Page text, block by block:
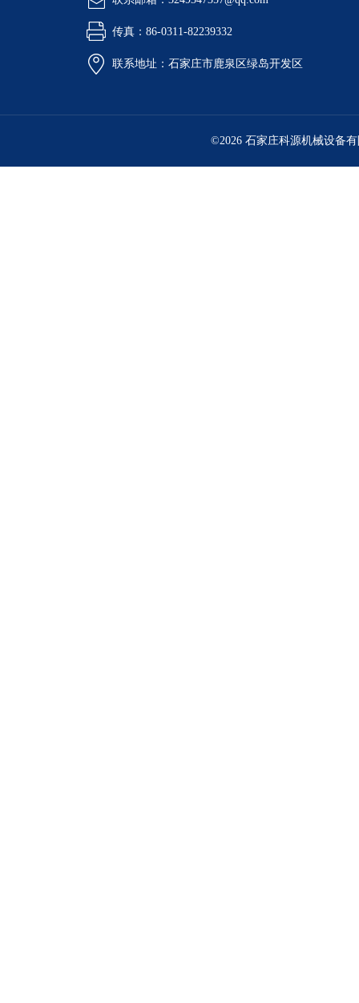
传真：86-0311-82239332
联系地址：石家庄市鹿泉区绿岛开发区
©2026 石家庄科源机械设备